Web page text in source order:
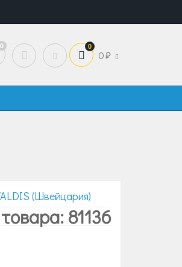
0 0
0
(Швейцария)
81136